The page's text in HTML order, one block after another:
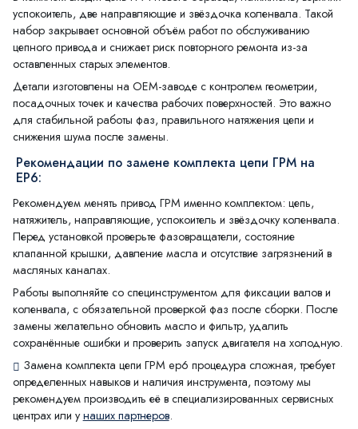
успокоитель, две направляющие и звёздочка коленвала. Такой
набор закрывает основной объём работ по обслуживанию
цепного привода и снижает риск повторного ремонта из-за
оставленных старых элементов.
Детали изготовлены на OEM-заводе с контролем геометрии,
посадочных точек и качества рабочих поверхностей. Это важно
для стабильной работы фаз, правильного натяжения цепи и
снижения шума после замены.
Рекомендации по замене комплекта цепи ГРМ на
EP6:
Рекомендуем менять привод ГРМ именно комплектом: цепь,
натяжитель, направляющие, успокоитель и звёздочку коленвала.
Перед установкой проверьте фазовращатели, состояние
клапанной крышки, давление масла и отсутствие загрязнений в
масляных каналах.
Работы выполняйте со специнструментом для фиксации валов и
коленвала, с обязательной проверкой фаз после сборки. После
замены желательно обновить масло и фильтр, удалить
сохранённые ошибки и проверить запуск двигателя на холодную.
Замена комплекта цепи ГРМ ep6 процедура сложная, требует
определенных навыков и наличия инструмента, поэтому мы
рекомендуем производить её в специализированных сервисных
центрах или унаших партнеров.